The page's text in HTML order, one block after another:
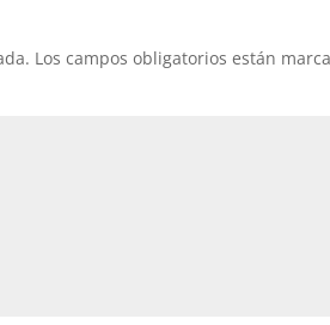
Los campos obligatorios están